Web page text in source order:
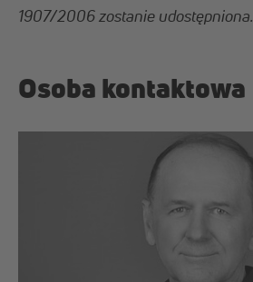
1907/2006 zostanie udostępniona.
Osoba kontaktowa